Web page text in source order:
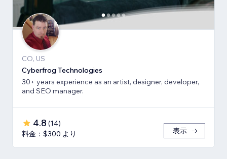
CO, US
Cyberfrog Technologies
30+ years experience as an artist, designer, developer,
and SEO manager.
4.8 (14)
料金：$300 より
表示